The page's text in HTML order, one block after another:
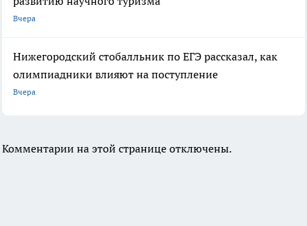
Вчера
Нижегородский стобалльник по ЕГЭ рассказал, как
олимпиадники влияют на поступление
Вчера
Комментарии на этой странице отключены.